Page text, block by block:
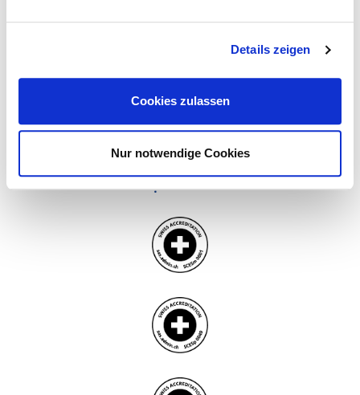
Details zeigen
Cookies zulassen
Nur notwendige Cookies